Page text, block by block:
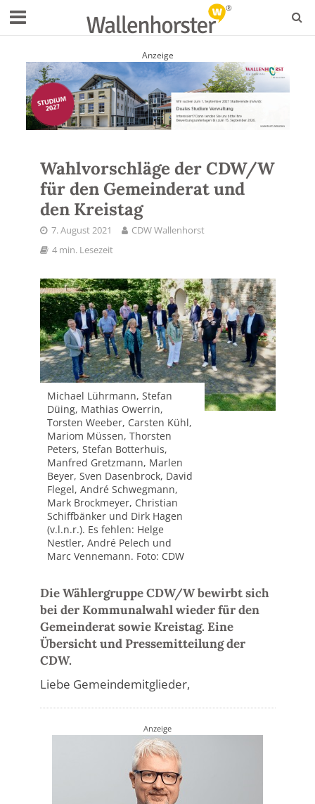
Anzeige
Wahlvorschläge der CDW/W
für den Gemeinderat und
den Kreistag
7. August 2021
CDW Wallenhorst
4 min. Lesezeit
Michael Lührmann, Stefan
Düing, Mathias Owerrin,
Torsten Weeber, Carsten Kühl,
Mariom Müssen, Thorsten
Peters, Stefan Botterhuis,
Manfred Gretzmann, Marlen
Beyer, Sven Dasenbrock, David
Flegel, André Schwegmann,
Mark Brockmeyer, Christian
Schiffbänker und Dirk Hagen
(v.l.n.r.). Es fehlen: Helge
Nestler, André Pelech und
Marc Vennemann. Foto: CDW
Die Wählergruppe CDW/W bewirbt sich
bei der Kommunalwahl wieder für den
Gemeinderat sowie Kreistag. Eine
Übersicht und Pressemitteilung der
CDW.
Liebe Gemeindemitglieder,
Anzeige